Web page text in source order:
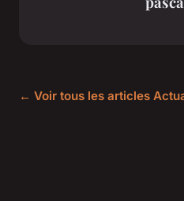
← Voir tous les articles